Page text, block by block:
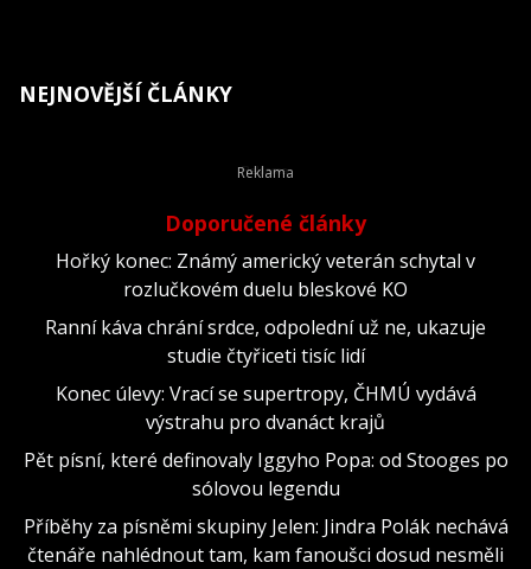
NEJNOVĚJŠÍ ČLÁNKY
Doporučené články
Hořký konec: Známý americký veterán schytal v
rozlučkovém duelu bleskové KO
Ranní káva chrání srdce, odpolední už ne, ukazuje
studie čtyřiceti tisíc lidí
Konec úlevy: Vrací se supertropy, ČHMÚ vydává
výstrahu pro dvanáct krajů
Pět písní, které definovaly Iggyho Popa: od Stooges po
sólovou legendu
Příběhy za písněmi skupiny Jelen: Jindra Polák nechává
čtenáře nahlédnout tam, kam fanoušci dosud nesměli